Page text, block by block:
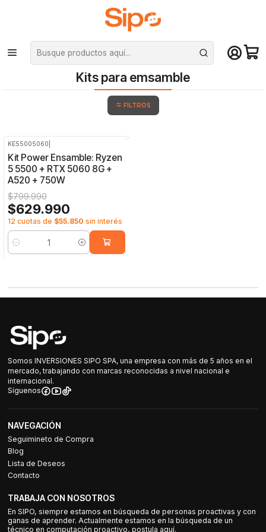
¡Compra hasta mediodía y recibe hoy! De lunes a sábado en el gran
Santiago. Envío gratis desde $29.990
Inicio Pc Armadas Kits para emsamble
Kits para emsamble
FILTROS
KE55005060
Kit Power Ensamble: Ryzen
5 5500 + RTX 5060 8G +
A520 + 750W
$799.990
$629.990
12 cuotas de $55.850 sin interés
Cantidad
Somos INVERSIONES SIPO SPA, una empresa con más de 5 años en el
mercado, trabajando con marcas reconocidas a nivel nacional e
internacional.
Síguenos
NAVEGACIÓN
Seguimineto de Compra
Blog
Lista de Deseos
Contacto
TRABAJA CON NOSOTROS
En SIPO, siempre estamos en búsqueda de personas proactivas y con
ganas de aprender. Actualmente estamos en la búsqueda de un
técnico en computación proactivo, postula aquí.